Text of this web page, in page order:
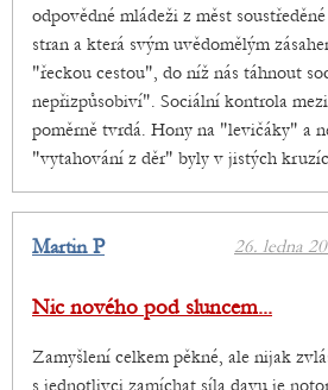
odpovědné mládeži z měst
stran a která svým uvědomělým
"řeckou cestou", do níž nás táhnout
nepřizpůsobiví". Sociální kontrola
poměrně tvrdá. Hony na "levičáky" a
"vytahování z děr" byly v jistých
26. ledna
Martin P
Nic nového pod sluncem...
Zamyšlení celkem pěkné, ale nijak
s jednotlivci zamíchat síla davu je